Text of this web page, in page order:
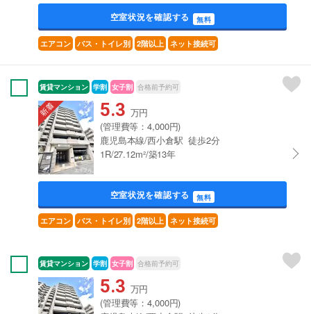
空室状況を確認する 無料
エアコン バス・トイレ別 2階以上 ネット接続可
賃貸マンション 学割 女子割 合格前予約可
5.3 万円
(管理費等：4,000円)
鹿児島本線/西小倉駅 徒歩2分
1R/27.12m²/築13年
空室状況を確認する 無料
エアコン バス・トイレ別 2階以上 ネット接続可
賃貸マンション 学割 女子割 合格前予約可
5.3 万円
(管理費等：4,000円)